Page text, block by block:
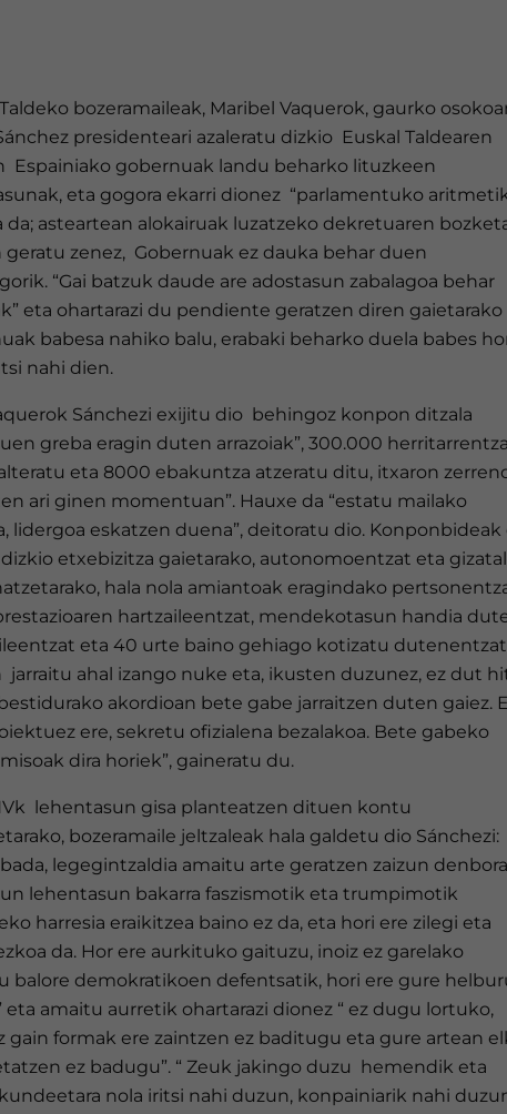
bozeramaileak, Maribel Vaquerok, gaurko
presidenteari azaleratu dizkio Euskal Taldearen
Espainiako gobernuak landu beharko lituzkeen
eta gogora ekarri dionez “parlamentuko
da; asteartean alokairuak luzatzeko dekretuaren
geratu zenez, Gobernuak ez dauka behar duen
“Gai batzuk daude are adostasun zabalagoa behar
eta ohartarazi du pendiente geratzen diren gaietarako
babesa nahiko balu, erabaki beharko duela babes
nahi dien.
Sánchezi exijitu dio behingoz konpon ditzala
greba eragin duten arrazoiak”, 300.000
eta 8000 ebakuntza atzeratu ditu, itxaron
ari ginen momentuan”. Hauxe da “estatu mailako
lidergoa eskatzen duena”, deitoratu dio. Konponbideak
etxebizitza gaietarako, autonomoentzat eta
hala nola amiantoak eragindako
hartzaileentzat, mendekotasun handia
eta 40 urte baino gehiago kotizatu
jarraitu ahal izango nuke eta, ikusten duzunez, ez dut
akordioan bete gabe jarraitzen duten gaiez.
ere, sekretu ofizialena bezalakoa. Bete gabeko
dira horiek”, gaineratu du.
lehentasun gisa planteatzen dituen kontu
bozeramaile jeltzaleak hala galdetu dio Sánchezi:
bada, legegintzaldia amaitu arte geratzen zaizun
lehentasun bakarra faszismotik eta trumpimotik
harresia eraikitzea baino ez da, eta hori ere zilegi eta
da. Hor ere aurkituko gaituzu, inoiz ez garelako
balore demokratikoen defentsatik, hori ere gure
eta amaitu aurretik ohartarazi dionez “ ez dugu lortuko,
gain formak ere zaintzen ez baditugu eta gure artean
ez badugu”. “ Zeuk jakingo duzu hemendik eta
nola iritsi nahi duzun, konpainiarik nahi